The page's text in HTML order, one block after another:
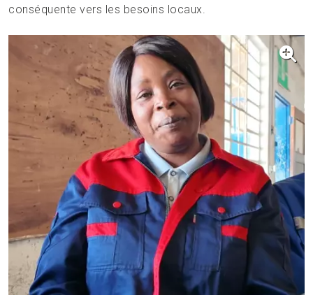
conséquente vers les besoins locaux.